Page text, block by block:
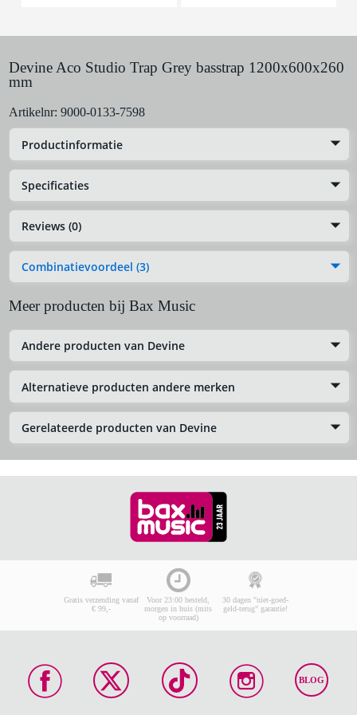
Devine Aco Studio Trap Grey basstrap 1200x600x260
mm
Artikelnr: 9000-0133-7598
Productinformatie
Specificaties
Reviews (0)
Combinatievoordeel (3)
Meer producten bij Bax Music
Andere producten van Devine
Alternatieve producten andere merken
Gerelateerde producten van Devine
Gratis verzending vanaf
€ 99,-
Voor 23:00 besteld,
morgen in huis (mits
op voorraad)
30 dagen "niet-goed-
geld-terug" garantie!
BLOG